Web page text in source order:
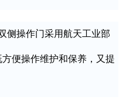
侧操作门采用航天工业部
便操作维护和保养，又提